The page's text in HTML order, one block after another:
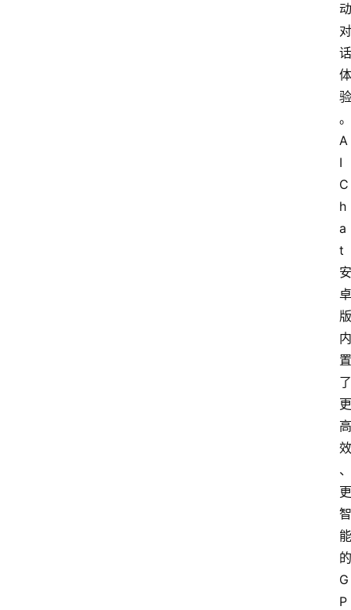
动
对
话
体
验
。
A
I
C
h
a
t
安
卓
版
内
置
了
更
高
效
、
更
智
能
的
G
P